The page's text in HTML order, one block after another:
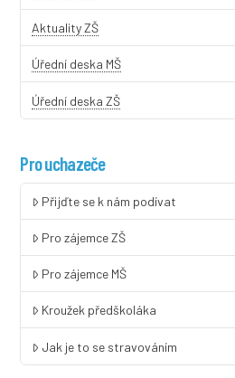
Aktuality ZŠ
Úřední deska MŠ
Úřední deska ZŠ
Pro uchazeče
Přijďte se k nám podívat
Pro zájemce ZŠ
Pro zájemce MŠ
Kroužek předškoláka
Jak je to se stravováním